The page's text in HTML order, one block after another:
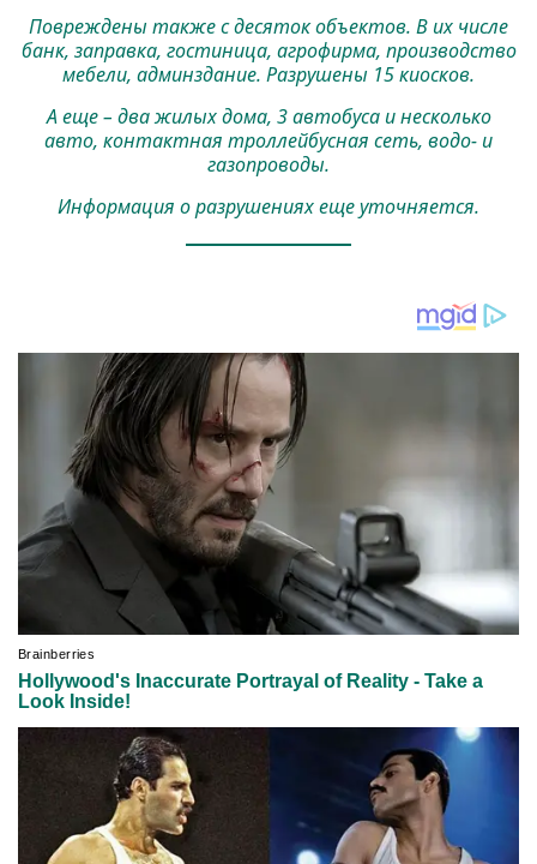
Повреждены также с десяток объектов. В их числе
банк, заправка, гостиница, агрофирма, производство
мебели, админздание. Разрушены 15 киосков.
А еще – два жилых дома, 3 автобуса и несколько
авто, контактная троллейбусная сеть, водо- и
газопроводы.
Информация о разрушениях еще уточняется.